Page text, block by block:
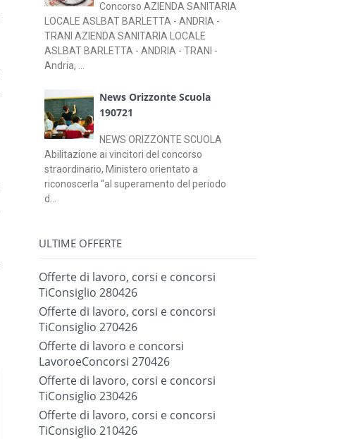
Concorso AZIENDA SANITARIA
LOCALE ASLBAT BARLETTA - ANDRIA -
TRANI AZIENDA SANITARIA LOCALE
ASLBAT BARLETTA - ANDRIA - TRANI -
Andria, ...
News Orizzonte Scuola
190721
NEWS ORIZZONTE SCUOLA
Abilitazione ai vincitori del concorso
straordinario, Ministero orientato a
riconoscerla “al superamento del periodo
d...
ULTIME OFFERTE
Offerte di lavoro, corsi e concorsi
TiConsiglio 280426
Offerte di lavoro, corsi e concorsi
TiConsiglio 270426
Offerte di lavoro e concorsi
LavoroeConcorsi 270426
Offerte di lavoro, corsi e concorsi
TiConsiglio 230426
Offerte di lavoro, corsi e concorsi
TiConsiglio 210426